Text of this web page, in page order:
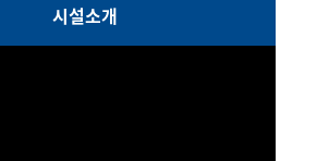
시설소개